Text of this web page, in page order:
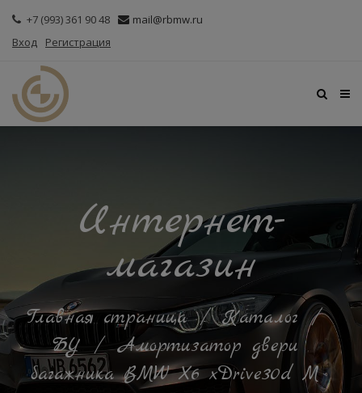
+7 (993) 361 90 48
mail@rbmw.ru
Вход
Регистрация
Интернет-
магазин
Главная страница /Каталог /
БУ /Амортизатор двери
багажника BMW X6 xDrive30d M